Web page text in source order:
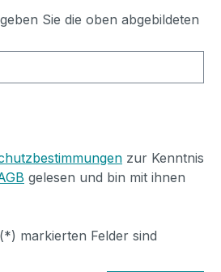
Sie die oben abgebildeten
zur Kenntnis
gelesen und bin mit ihnen
markierten Felder sind